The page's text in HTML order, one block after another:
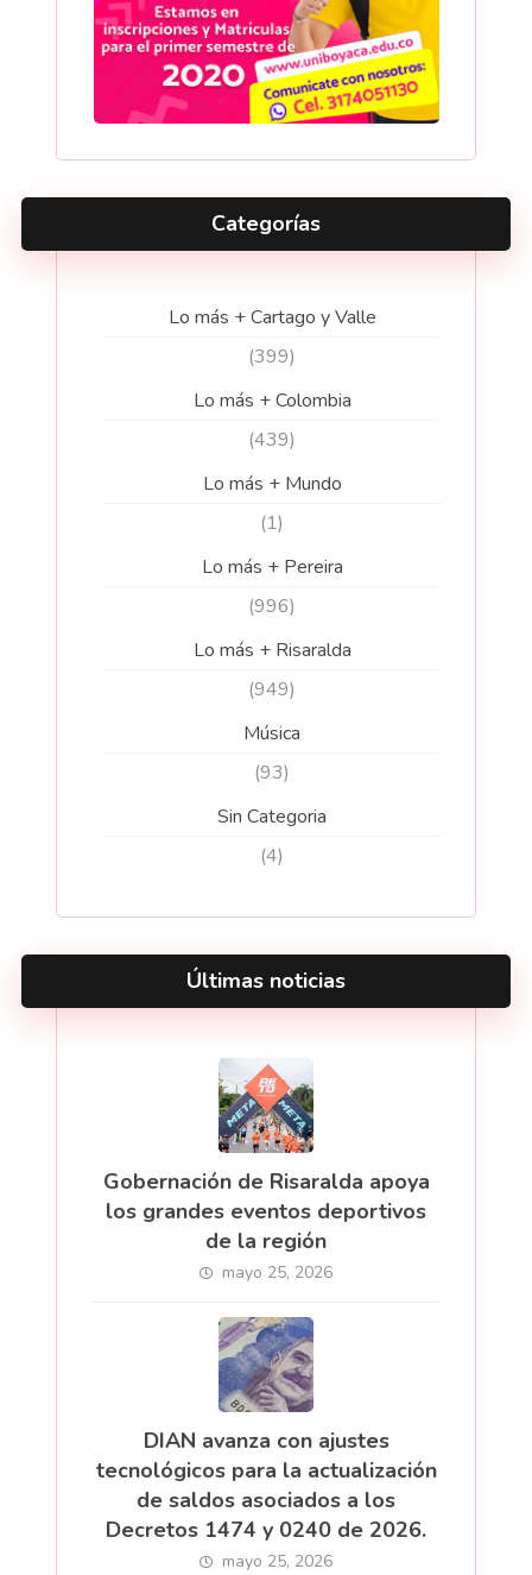
Categorías
Lo más + Cartago y Valle
(399)
Lo más + Colombia
(439)
Lo más + Mundo
(1)
Lo más + Pereira
(996)
Lo más + Risaralda
(949)
Música
(93)
Sin Categoria
(4)
Últimas noticias
Gobernación de Risaralda apoya
los grandes eventos deportivos
de la región
mayo 25, 2026
DIAN avanza con ajustes
tecnológicos para la actualización
de saldos asociados a los
Decretos 1474 y 0240 de 2026.
mayo 25, 2026